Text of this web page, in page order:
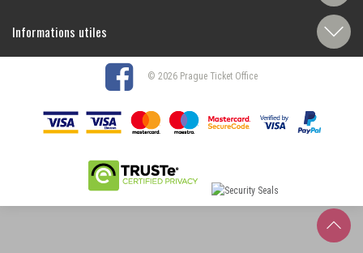
Informations utiles
© 2026 Prague Ticket Office